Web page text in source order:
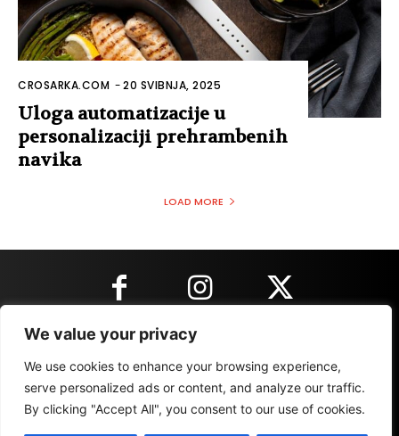
We value your privacy
We use cookies to enhance your browsing experience,
serve personalized ads or content, and analyze our traffic.
By clicking "Accept All", you consent to our use of cookies.
CROSARKA.COM -20 SVIBNJA, 2025
Uloga automatizacije u
personalizaciji prehrambenih
navika
LOAD MORE
KONTAKT INFORMACIJE
IMPRESSUM MARKETING REZULTATI